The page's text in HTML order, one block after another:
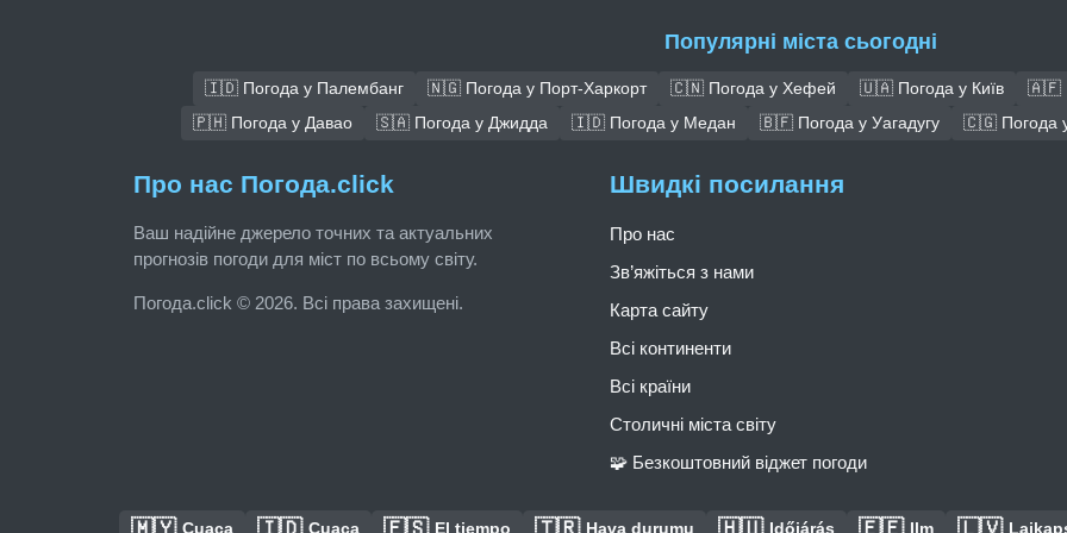
Популярні міста сьогодні
🇮🇩 Погода у Палембанг 🇳🇬 Погода у Порт-Харкорт 🇨🇳 Погода у Хефей 🇺🇦 Погода у Київ
🇦🇫
🇵🇭 Погода у Давао
🇸🇦 Погода у Джидда 🇮🇩 Погода у Медан 🇧🇫 Погода у Уагадугу 🇨🇬 Погода
Про нас Погода.click
Ваш надійне джерело точних та актуальних
прогнозів погоди для міст по всьому світу.
Погода.click © 2026. Всі права захищені.
Швидкі посилання
Про нас
Зв’яжіться з нами
Карта сайту
Всі континенти
Всі країни
Столичні міста світу
🧩 Безкоштовний віджет погоди
Cuaca Cuaca El tiempo Hava durumu Időjárás Ilm